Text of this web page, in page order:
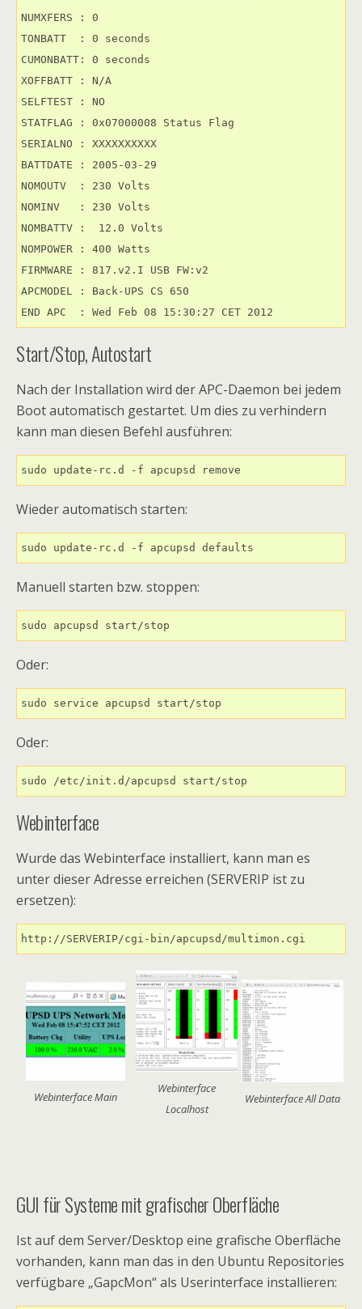
NUMXFERS : 0
TONBATT  : 0 seconds
CUMONBATT: 0 seconds
XOFFBATT : N/A
SELFTEST : NO
STATFLAG : 0x07000008 Status Flag
SERIALNO : XXXXXXXXXX
BATTDATE : 2005-03-29
NOMOUTV  : 230 Volts
NOMINV   : 230 Volts
NOMBATTV :  12.0 Volts
NOMPOWER : 400 Watts
FIRMWARE : 817.v2.I USB FW:v2
APCMODEL : Back-UPS CS 650
Start/Stop, Autostart
Nach der Installation wird der APC-Daemon bei jedem
Boot automatisch gestartet. Um dies zu verhindern
kann man diesen Befehl ausführen:
sudo update-rc.d -f apcupsd remove
Wieder automatisch starten:
sudo update-rc.d -f apcupsd defaults
Manuell starten bzw. stoppen:
sudo apcupsd start/stop
Oder:
sudo service apcupsd start/stop
Oder:
sudo /etc/init.d/apcupsd start/stop
Webinterface
Wurde das Webinterface installiert, kann man es
unter dieser Adresse erreichen (SERVERIP ist zu
ersetzen):
http://SERVERIP/cgi-bin/apcupsd/multimon.cgi
Webinterface Main
Webinterface
Localhost
Webinterface All Data
GUI für Systeme mit grafischer Oberfläche
Ist auf dem Server/Desktop eine grafische Oberfläche
vorhanden, kann man das in den Ubuntu Repositories
verfügbare „GapcMon“ als Userinterface installieren: